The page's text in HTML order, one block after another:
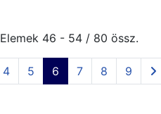
Elemek 46 - 54 / 80 össz.
4 5 6 7 8 9